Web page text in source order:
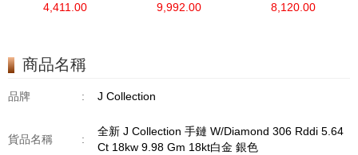
RDDI 0.48 CT18KR
4,411.00
RDDI 1.34 CT18KW
9,992.00
W/DIAMOND 7
8,120.00
商品名稱
品牌 : J Collection
貨品名稱 :
全新 J Collection 手鏈 W/Diamond 306 Rddi 5.64
Ct 18kw 9.98 Gm 18kt白金 銀色